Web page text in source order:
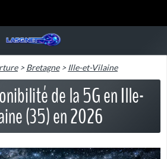
>Bretagne>Ille-et-Vilaine
de la 5G en Ille-
(35) en 2026